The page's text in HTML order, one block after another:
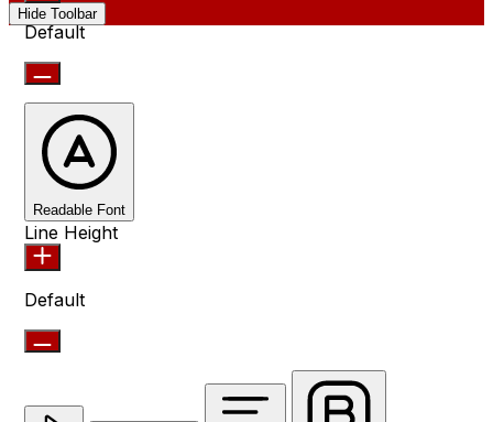
Hide Toolbar
Default
Readable Font
Line Height
Default